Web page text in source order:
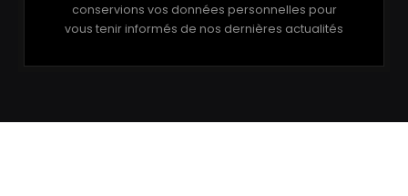
conservions vos données personnelles pour
vous tenir informés de nos dernières actualités